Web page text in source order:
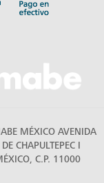
MÉXICO AVENIDA
CHAPULTEPEC I
C.P. 11000